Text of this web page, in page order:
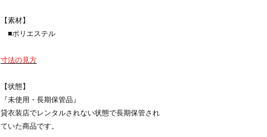
【素材】
■ポリエステル
寸法の見方
【状態】
『未使用・長期保管品』
貸衣装店でレンタルされない状態で長期保管され
ていた商品です。